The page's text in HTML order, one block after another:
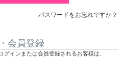
パスワードをお忘れですか？
会員登録
インまたは会員登録されるお客様は、